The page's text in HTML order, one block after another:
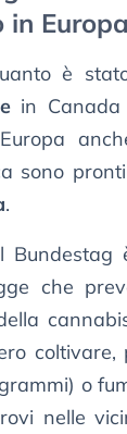
in Europa
è
in
sono
.
Bundestag
che
o
nelle